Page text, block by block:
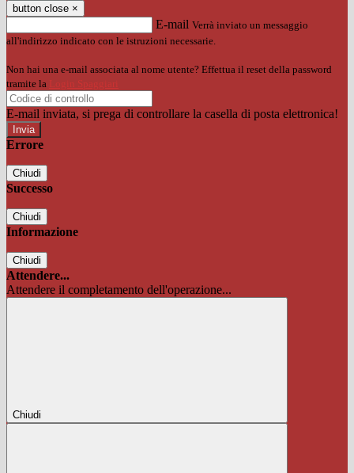
button close ×
E-mail Verrà inviato un messaggio
all'indirizzo indicato con le istruzioni necessarie.
Non hai una e-mail associata al nome utente? Effettua il reset della password
tramite la Login Spaggiari
E-mail inviata, si prega di controllare la casella di posta elettronica!
Errore
Chiudi
Successo
Chiudi
Informazione
Chiudi
Attendere...
Attendere il completamento dell'operazione...
Chiudi